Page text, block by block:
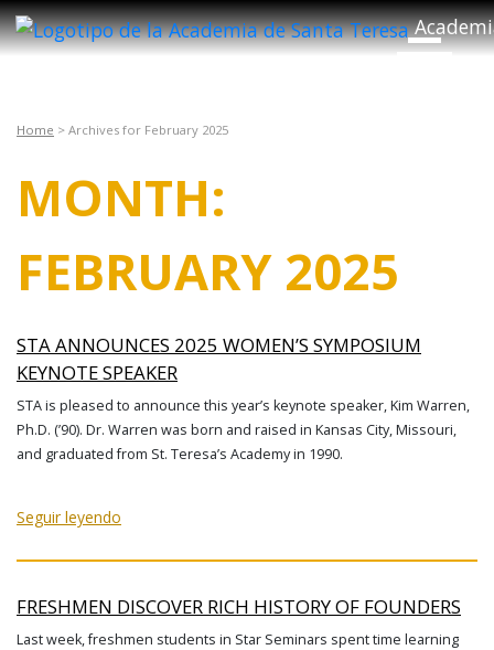
Home > Archives for February 2025
MONTH:
FEBRUARY 2025
STA ANNOUNCES 2025 WOMEN’S SYMPOSIUM
KEYNOTE SPEAKER
STA is pleased to announce this year’s keynote speaker, Kim Warren,
Ph.D. (’90). Dr. Warren was born and raised in Kansas City, Missouri,
and graduated from St. Teresa’s Academy in 1990.
Seguir leyendo
FRESHMEN DISCOVER RICH HISTORY OF FOUNDERS
Last week, freshmen students in Star Seminars spent time learning